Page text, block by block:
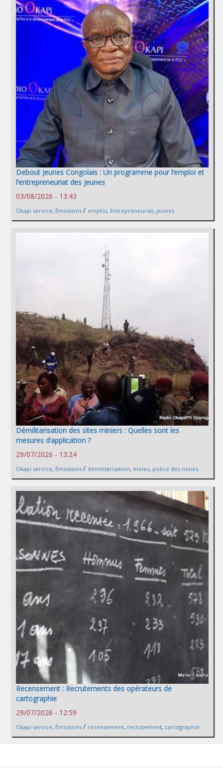
Debout Jeunes Congolais : Un programme pour l’emploi et
l’entrepreneuriat des jeunes
03/08/2026 - 13:43
Okapi service, Émissions / emploi, Entrepreneuriat, jeunes
Démilitarisation des sites miniers : Quelles sont les
mesures d’application ?
29/07/2026 - 13:24
Okapi service, Émissions / démilitarisation, mines, police des mines
Recensement : Recrutements des opérateurs de
cartographie
29/07/2026 - 12:59
Okapi service, Émissions / recensement, recrutement, cartographie